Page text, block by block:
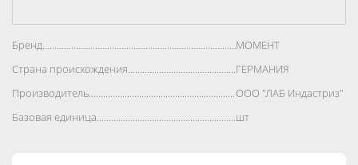
Бренд..................................................................................МОМЕНТ
Страна происхождения..................................................................................
ГЕРМАНИЯ
Производитель..................................................................................ООО "ЛАБ Индастриз"
Базовая единица..................................................................................
шт